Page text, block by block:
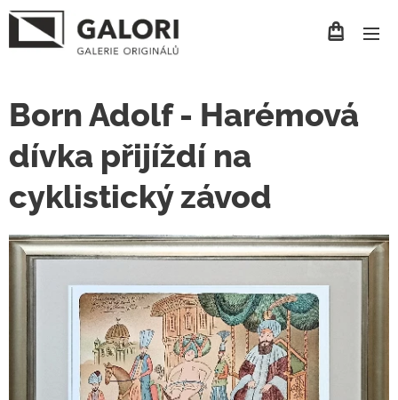
Born Adolf - Harémová
dívka přijíždí na
cyklistický závod